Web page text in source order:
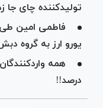
تولیدکننده چای جا
یورو ارز به گروه
درصد!!